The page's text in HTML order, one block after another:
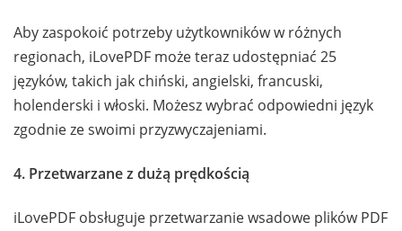
Aby zaspokoić potrzeby użytkowników w różnych
regionach, iLovePDF może teraz udostępniać 25
języków, takich jak chiński, angielski, francuski,
holenderski i włoski. Możesz wybrać odpowiedni język
zgodnie ze swoimi przyzwyczajeniami.
4. Przetwarzane z dużą prędkością
iLovePDF obsługuje przetwarzanie wsadowe plików PDF